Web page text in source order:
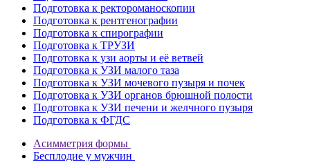
Подготовка к ректороманоскопии
Подготовка к рентгенографии
Подготовка к спирографии
Подготовка к ТРУЗИ
Подготовка к узи аорты и её ветвей
Подготовка к УЗИ малого таза
Подготовка к УЗИ мочевого пузыря и почек
Подготовка к УЗИ органов брюшной полости
Подготовка к УЗИ печени и желчного пузыря
Подготовка к ФГДС
Асимметрия формы
Бесплодие у мужчин